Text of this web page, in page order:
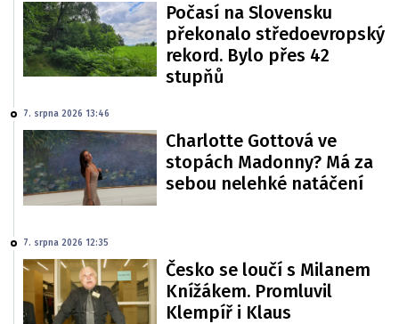
Počasí na Slovensku
překonalo středoevropský
rekord. Bylo přes 42
stupňů
7. srpna 2026 13:46
Charlotte Gottová ve
stopách Madonny? Má za
sebou nelehké natáčení
7. srpna 2026 12:35
Česko se loučí s Milanem
Knížákem. Promluvil
Klempíř i Klaus